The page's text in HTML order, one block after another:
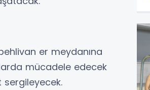
er meydanına
mücadele edecek
sergileyecek.